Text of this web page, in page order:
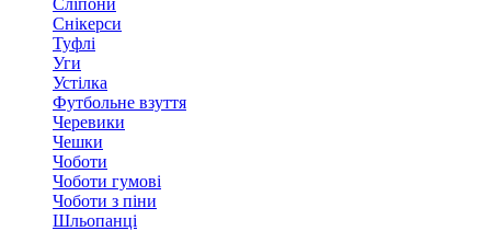
Сліпони
Снікерси
Туфлі
Уги
Устілка
Футбольне взуття
Черевики
Чешки
Чоботи
Чоботи гумові
Чоботи з піни
Шльопанці